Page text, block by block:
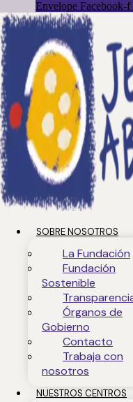
Envelope Facebook-f
SOBRE NOSOTROS
La Fundación
Fundación
Sostenible
Órganos de
Gobierno
Contacto
Trabaja con
nosotros
NUESTROS CENTROS